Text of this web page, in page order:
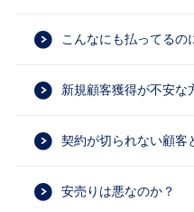
こんなにも払ってるの
新規顧客獲得が不安な
契約が切られない顧客
安売りは悪なのか？